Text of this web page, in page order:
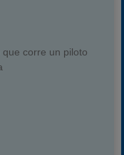
corre un piloto